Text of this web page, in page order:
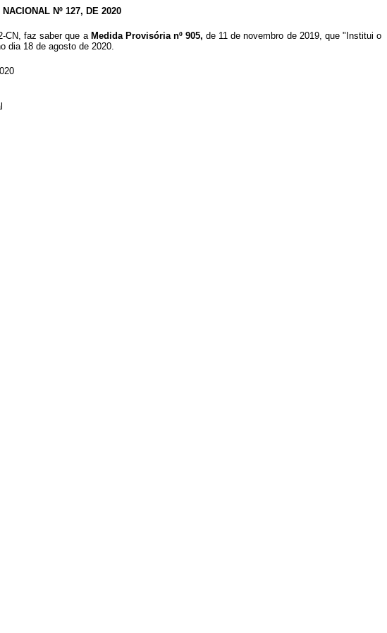
Nº 127, DE 2020
CN, faz saber que a Medida Provisória nº 905,de 11 de novembro de 2019, que "Institui o
dia 18 de agosto de 2020.